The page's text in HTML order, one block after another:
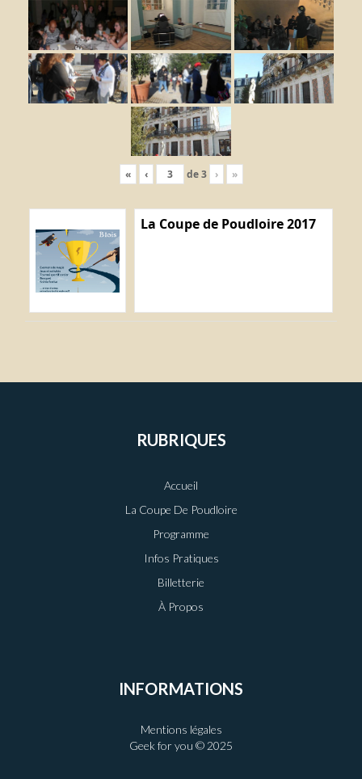
« ‹ de3 › »
La Coupe de Poudloire 2017
RUBRIQUES
Accueil
La Coupe De Poudloire
Programme
Infos Pratiques
Billetterie
À Propos
INFORMATIONS
Mentions légales
Geek for you © 2025